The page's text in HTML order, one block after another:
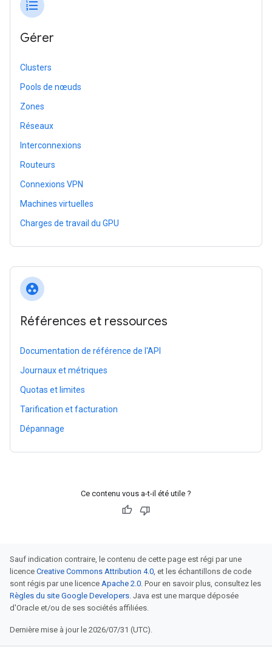
format_list_numbered
Gérer
Clusters
Pools de nœuds
Zones
Réseaux
Interconnexions
Routeurs
Connexions VPN
Machines virtuelles
Charges de travail du GPU
group_work
Références et ressources
Documentation de référence de l'API
Journaux et métriques
Quotas et limites
Tarification et facturation
Dépannage
Ce contenu vous a-t-il été utile ?
Sauf indication contraire, le contenu de cette page est régi par une
licence Creative Commons Attribution 4.0, et les échantillons de code
sont régis par une licence Apache 2.0. Pour en savoir plus, consultez les
Règles du site Google Developers. Java est une marque déposée
d'Oracle et/ou de ses sociétés affiliées.
Dernière mise à jour le 2026/07/31 (UTC).